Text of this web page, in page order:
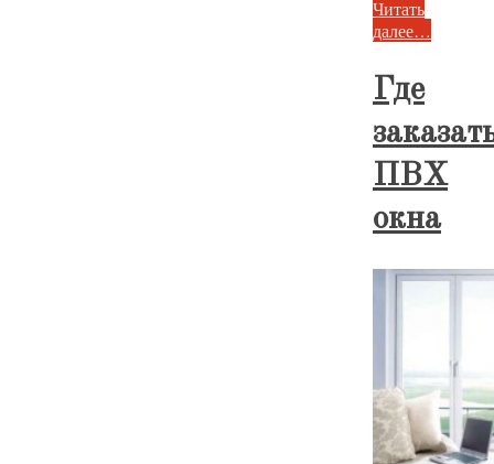
Читать
далее…
Где
ПВХ
окна